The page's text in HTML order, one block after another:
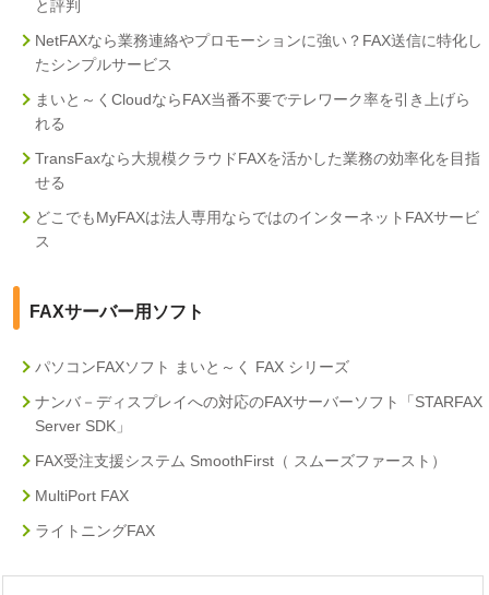
と評判
NetFAXなら業務連絡やプロモーションに強い？FAX送信に特化し
たシンプルサービス
まいと～くCloudならFAX当番不要でテレワーク率を引き上げら
れる
TransFaxなら大規模クラウドFAXを活かした業務の効率化を目指
せる
どこでもMyFAXは法人専用ならではのインターネットFAXサービ
ス
FAXサーバー用ソフト
パソコンFAXソフト まいと～く FAX シリーズ
ナンバ－ディスプレイへの対応のFAXサーバーソフト「STARFAX
Server SDK」
FAX受注支援システム SmoothFirst（ スムーズファースト）
MultiPort FAX
ライトニングFAX